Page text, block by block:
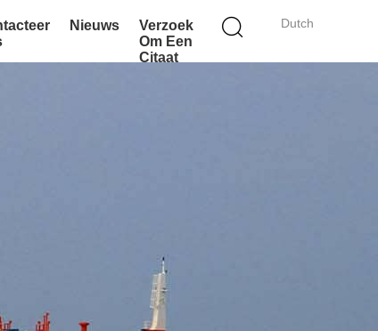
Dutch
Nieuws
Verzoek
Om Een
Citaat